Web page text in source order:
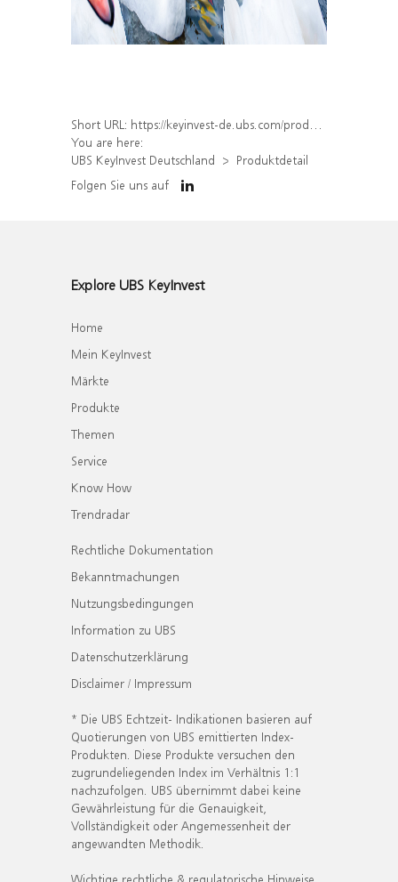
Short URL: https://keyinvest-de.ubs.com/produkt/detail/index/isin/DE000WA5TTQ6
You are here:
UBS KeyInvest Deutschland
Produktdetail
Folgen Sie uns auf
Explore UBS KeyInvest
Home
Mein KeyInvest
Märkte
Produkte
Themen
Service
Know How
Trendradar
Rechtliche Dokumentation
Bekanntmachungen
Nutzungsbedingungen
Information zu UBS
Datenschutzerklärung
Disclaimer / Impressum
* Die UBS Echtzeit- Indikationen basieren auf
Quotierungen von UBS emittierten Index-
Produkten. Diese Produkte versuchen den
zugrundeliegenden Index im Verhältnis 1:1
nachzufolgen. UBS übernimmt dabei keine
Gewährleistung für die Genauigkeit,
Vollständigkeit oder Angemessenheit der
angewandten Methodik.